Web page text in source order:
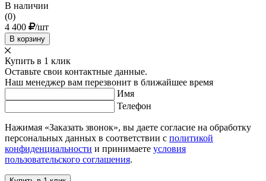
В наличии
(0)
4 400
/шт
В корзину
Купить в 1 клик
Оставьте свои контактные данные.
Наш менеджер вам перезвонит в ближайшее время
Имя
Телефон
Нажимая «Заказать звонок», вы даете согласие на обработку
персональных данных в соответствии с политикой
конфиденциальности и принимаете условия
пользовательского соглашения.